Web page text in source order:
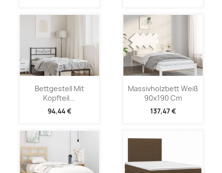
Bettgestell Mit
Kopfteil...
94,44 €
Massivholzbett Weiß
90x190 Cm
137,47 €